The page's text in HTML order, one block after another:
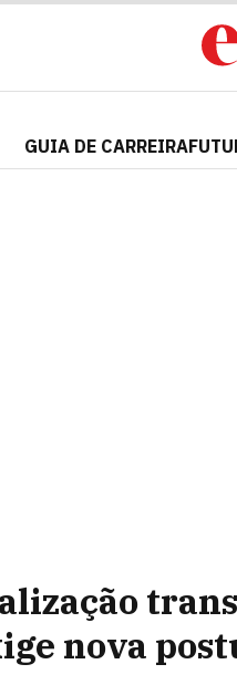
GUIA DE CARREIRA
nova